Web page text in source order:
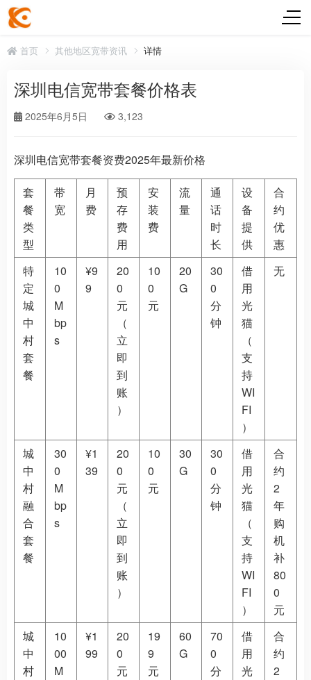
首页 其他地区宽带资讯 详情
深圳电信宽带套餐价格表
2025年6月5日 3,123
深圳电信宽带套餐资费2025年最新价格
套
餐
类
型
带
宽
月
费
预
存
费
用
安
装
费
流
量
通
话
时
长
设
备
提
供
合
约
优
惠
特
定
城
中
村
套
餐
10
0
M
bp
s
¥9
9
20
0
元
（
立
即
到
账
）
10
0
元
20
G
30
0
分
钟
借
用
光
猫
（
支
持
WI
FI
）
无
城
中
村
融
合
套
餐
30
0
M
bp
s
¥1
39
20
0
元
（
立
即
到
账
）
10
0
元
30
G
30
0
分
钟
借
用
光
猫
（
支
持
WI
FI
）
合
约
2
年
购
机
补
80
0
元
城
中
村
10
00
M
¥1
99
20
0
元
19
9
元
60
G
70
0
分
借
用
光
合
约
2